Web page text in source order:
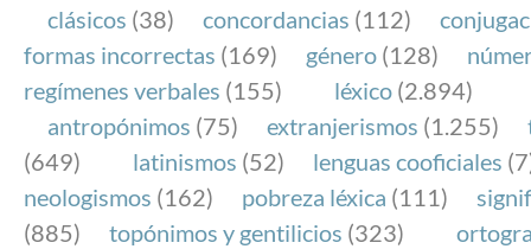
FundéuRAE es una fundación patrocinada por la
y la Real Academia Española, cuyo objetivo es
el buen uso del español en los medios de
Internet.
clásicos (38) concordancias (112)
formas incorrectas (169) género (128)
regímenes verbales (155) léxico (2.894)
antropónimos (75) extranjerismos (1.255)
(649)
latinismos (52) lenguas cooficiales
neologismos (162) pobreza léxica (111)
(885)
topónimos y gentilicios (323)